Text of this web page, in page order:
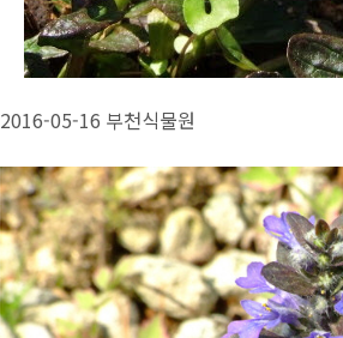
2016-05-16 부천식물원